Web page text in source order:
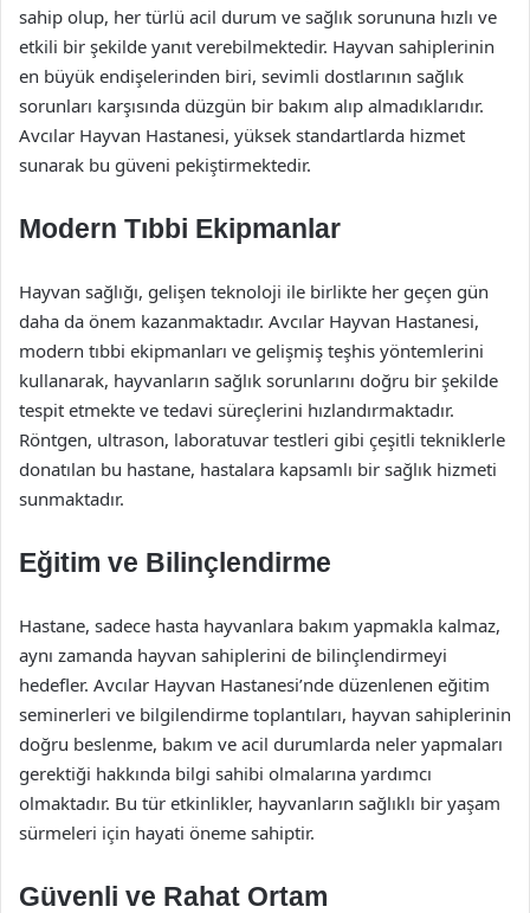
sahip olup, her türlü acil durum ve sağlık sorununa hızlı ve
etkili bir şekilde yanıt verebilmektedir. Hayvan sahiplerinin
en büyük endişelerinden biri, sevimli dostlarının sağlık
sorunları karşısında düzgün bir bakım alıp almadıklarıdır.
Avcılar Hayvan Hastanesi, yüksek standartlarda hizmet
sunarak bu güveni pekiştirmektedir.
Modern Tıbbi Ekipmanlar
Hayvan sağlığı, gelişen teknoloji ile birlikte her geçen gün
daha da önem kazanmaktadır. Avcılar Hayvan Hastanesi,
modern tıbbi ekipmanları ve gelişmiş teşhis yöntemlerini
kullanarak, hayvanların sağlık sorunlarını doğru bir şekilde
tespit etmekte ve tedavi süreçlerini hızlandırmaktadır.
Röntgen, ultrason, laboratuvar testleri gibi çeşitli tekniklerle
donatılan bu hastane, hastalara kapsamlı bir sağlık hizmeti
sunmaktadır.
Eğitim ve Bilinçlendirme
Hastane, sadece hasta hayvanlara bakım yapmakla kalmaz,
aynı zamanda hayvan sahiplerini de bilinçlendirmeyi
hedefler. Avcılar Hayvan Hastanesi’nde düzenlenen eğitim
seminerleri ve bilgilendirme toplantıları, hayvan sahiplerinin
doğru beslenme, bakım ve acil durumlarda neler yapmaları
gerektiği hakkında bilgi sahibi olmalarına yardımcı
olmaktadır. Bu tür etkinlikler, hayvanların sağlıklı bir yaşam
sürmeleri için hayati öneme sahiptir.
Güvenli ve Rahat Ortam